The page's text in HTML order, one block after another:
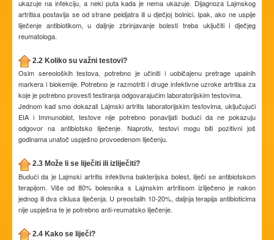
ukazuje na infekciju, a neki puta kada je nema ukazuje. Dijagnoza Lajmskog
artritisa postavlja se od strane peidjatra ili u dječjoj bolnici. Ipak, ako ne uspije
liječenje antibiotikom, u daljnje zbrinjavanje bolesti treba uključiti i dječjeg
reumatologa.
2.2 Koliko su važni testovi?
Osim sereoloških testova, potrebno je učiniti i uobičajenu pretrage upalnih
markera i biokemije. Potrebno je razmotriti i druge infektivne uzroke artritisa za
koje je potrebno provesti testiranja odgovarajućim laboratorijskim testovima.
Jednom kad smo dokazali Lajmski artritis laboratorijskim testovima, uključujući
EIA i Immunoblot, testove nije potrebno ponavljati budući da ne pokazuju
odgovor na antibiotsko liječenje. Naprotiv, testovi mogu biti pozitivni još
godinama unatoč uspješno provoedenom liječenju.
2.3 Može li se liječiti ili izliječiti?
Budući da je Lajmski artritis infektivna bakterijska bolest, liječi se antibiotskom
terapijom. Više od 80% bolesnika s Lajmskim artritisom izliječeno je nakon
jednog ili dva ciklusa liječenja. U preostalih 10-20%, daljnja terapija antibioticima
nije uspješna te je potrebno anti-reumatsko liječenje.
2.4 Kako se liječi?